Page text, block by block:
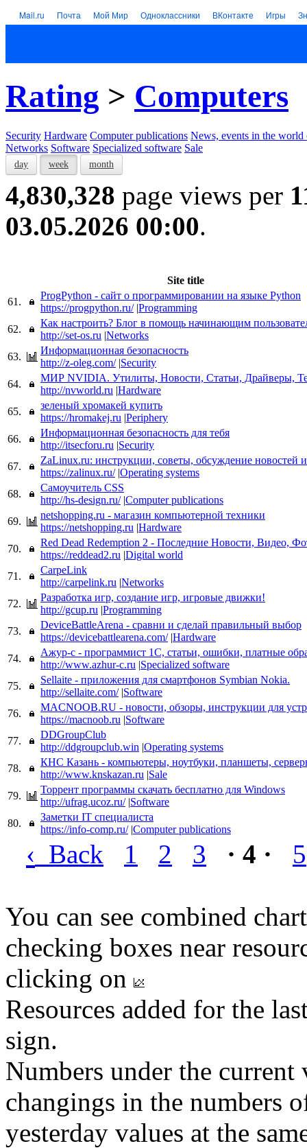
Mail.ru Почта Мой Мир Одноклассники ВКонтакте Игры
Rating > Computers
Security Hardware Computer publications News, events in the world
Networks Software Specialized software Sale
day week month
4,830,328 page views per
03.05.2026 00:00.
Site title
61.
ProgPython - сайт о программировании на языке Python
https://progpython.ru/ |Programming
62.
Как настроить? Блог в помощь начинающим
http://set-os.ru |Networks
63.
Информационная безопасность
http://z-oleg.com/ |Security
64.
МИР NVIDIA. Утилиты, Новости, Статьи, Драйверы,
http://nvworld.ru |Hardware
65.
зеленый хромакей купить
https://hromakej.ru |Periphery
66.
Информационная безопасность для тебя
http://itsecforu.ru |Security
67.
ZaLinux.ru: инструкции, советы, обсуждение новостей
https://zalinux.ru/ |Operating systems
68.
Самоучитель CSS
http://hs-design.ru/ |Computer publications
69.
netshopping.ru - магазин компьютерной техники
https://netshopping.ru |Hardware
70.
Red Dead Redemption 2 - Последние Новости, Видео,
https://reddead2.ru |Digital world
71.
CarpeLink
http://carpelink.ru |Networks
72.
Разработка игр, создание игр, игровые движки!
http://gcup.ru |Programming
73.
DeviceBattleArena - сравни и сделай правильный выбор
https://devicebattlearena.com/ |Hardware
74.
Ажур-с - программист 1С, статьи, ошибки, платные
http://www.azhur-c.ru |Specialized software
75.
Sellaite - приложения для смартфонов Symbian Nokia.
http://sellaite.com/ |Software
76.
MACNOOB.RU - новости, обзоры, инструкции для
https://macnoob.ru |Software
77.
DDGroupClub
http://ddgroupclub.win |Operating systems
78.
КНС Казань - компьютеры, ноутбуки, планшеты,
http://www.knskazan.ru |Sale
79.
Торрент программы скачать бесплатно для Windows
http://ufrag.ucoz.ru/ |Software
80.
Заметки IT специалиста
https://info-comp.ru/ |Computer publications
‹ Back 1 2 3 · 4 · 5
You can see combined
checking boxes near
clicking on
Resources added for the
sign.
Numbers under the
changings in the numbers
yesterday values at the